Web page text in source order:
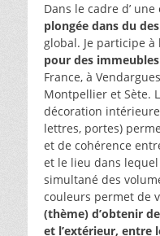
Dans le cadre d’
plongée dans du
global. Je participe à
pour des immeubles
France, à
Montpellier et Sète.
décoration
lettres, portes)
et de cohérence
et le lieu dans
simultané des
couleurs permet de
(thème) d’obtenir
et l’extérieur, entre